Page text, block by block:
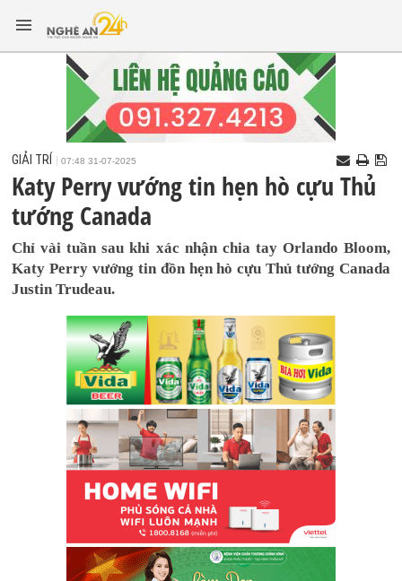
GIẢI TRÍ 07:48 31-07-2025
Katy Perry vướng tin hẹn hò cựu Thủ
tướng Canada
Chỉ vài tuần sau khi xác nhận chia tay Orlando Bloom,
Katy Perry vướng tin đồn hẹn hò cựu Thủ tướng Canada
Justin Trudeau.